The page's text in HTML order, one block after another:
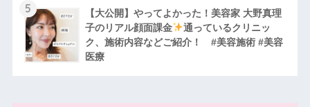
5
【大公開】やってよかった！美容家 大野真理
子のリアル顔面課金
通っているクリニッ
ク、施術内容などご紹介！ #美容施術 #美容
医療